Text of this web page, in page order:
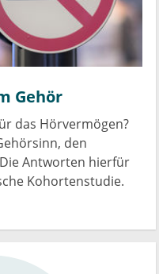
Gehör
das Hörvermögen?
den
Antworten hierfür
Kohortenstudie.